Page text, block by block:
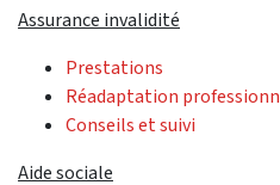
Assurance invalidité
Prestations
Réadaptation
Conseils et suivi
Aide sociale